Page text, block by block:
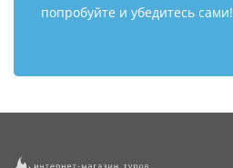
попробуйте и убедитесь сами!